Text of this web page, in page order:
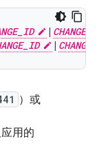
|
|
）或
用的